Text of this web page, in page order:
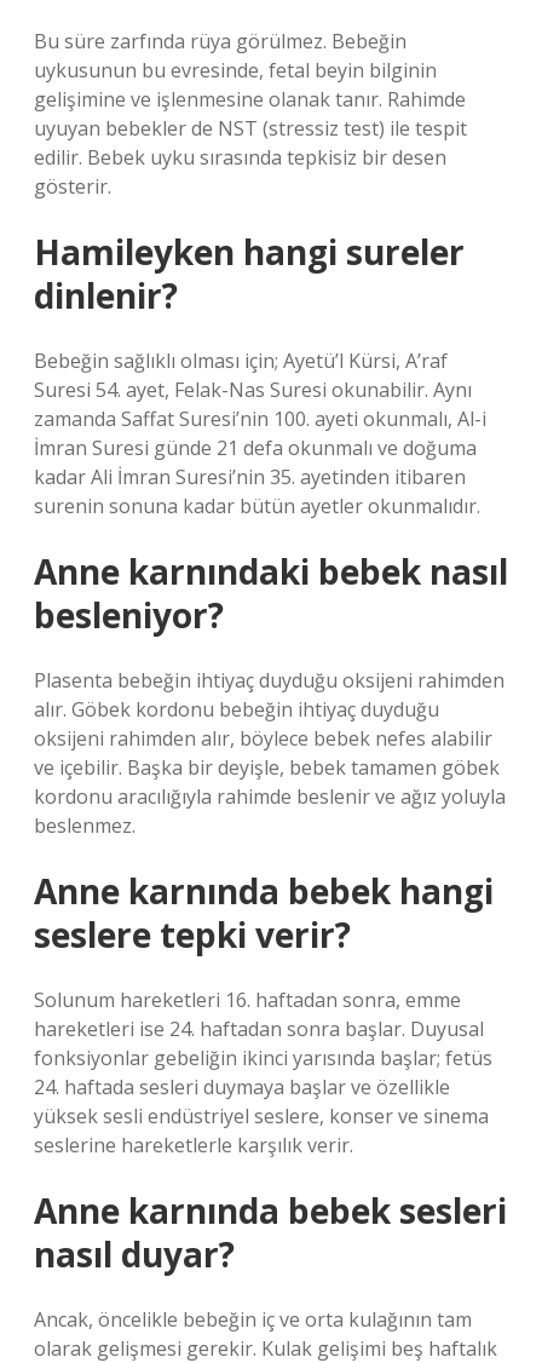
Bu süre zarfında rüya görülmez. Bebeğin
uykusunun bu evresinde, fetal beyin bilginin
gelişimine ve işlenmesine olanak tanır. Rahimde
uyuyan bebekler de NST (stressiz test) ile tespit
edilir. Bebek uyku sırasında tepkisiz bir desen
gösterir.
Hamileyken hangi sureler
dinlenir?
Bebeğin sağlıklı olması için; Ayetü’l Kürsi, A’raf
Suresi 54. ayet, Felak-Nas Suresi okunabilir. Aynı
zamanda Saffat Suresi’nin 100. ayeti okunmalı, Al-i
İmran Suresi günde 21 defa okunmalı ve doğuma
kadar Ali İmran Suresi’nin 35. ayetinden itibaren
surenin sonuna kadar bütün ayetler okunmalıdır.
Anne karnındaki bebek nasıl
besleniyor?
Plasenta bebeğin ihtiyaç duyduğu oksijeni rahimden
alır. Göbek kordonu bebeğin ihtiyaç duyduğu
oksijeni rahimden alır, böylece bebek nefes alabilir
ve içebilir. Başka bir deyişle, bebek tamamen göbek
kordonu aracılığıyla rahimde beslenir ve ağız yoluyla
beslenmez.
Anne karnında bebek hangi
seslere tepki verir?
Solunum hareketleri 16. haftadan sonra, emme
hareketleri ise 24. haftadan sonra başlar. Duyusal
fonksiyonlar gebeliğin ikinci yarısında başlar; fetüs
24. haftada sesleri duymaya başlar ve özellikle
yüksek sesli endüstriyel seslere, konser ve sinema
seslerine hareketlerle karşılık verir.
Anne karnında bebek sesleri
nasıl duyar?
Ancak, öncelikle bebeğin iç ve orta kulağının tam
olarak gelişmesi gerekir. Kulak gelişimi beş haftalık